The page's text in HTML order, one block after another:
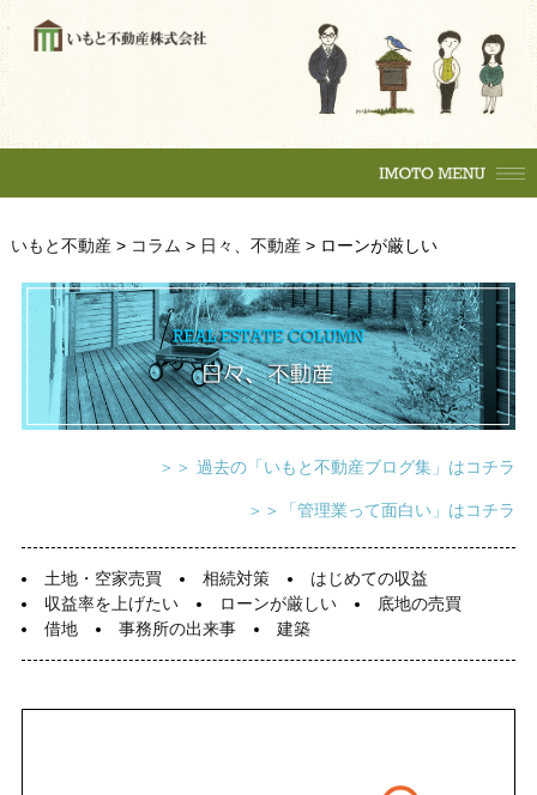
購入の流れ
マンション
土地
住居
テナント
事務所
駐車場
各種相談
売却相談
（査定依頼）
不動産
なんでも相談
賃貸管理
会社概要
コラム
日々、不動産
売買物件
一戸建
土地
賃貸物件
住居
テナント
事務所
各種相談
売却相談
（査定依頼）
不動産
賃貸管理
いもとの仲間たち
いもと不動産> コラム > 日々、不動産> ローンが厳しい
＞＞ 過去の「いもと不動産ブログ集」はコチラ
＞＞「管理業って面白い」はコチラ
土地・空家売買 相続対策
はじめての収益
収益率を上げたい
ローンが厳しい
底地の売買
借地
事務所の出来事 建築